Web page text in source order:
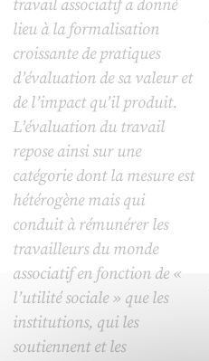
travail associatif a donné
lieu à la formalisation
croissante de pratiques
d’évaluation de sa valeur et
de l’impact qu’il produit.
L’évaluation du travail
repose ainsi sur une
catégorie dont la mesure est
hétérogène mais qui
conduit à rémunérer les
travailleurs du monde
associatif en fonction de «
l’utilité sociale » que les
institutions, qui les
soutiennent et les